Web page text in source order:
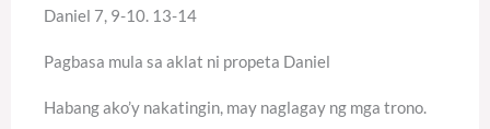
Daniel 7, 9-10. 13-14
Pagbasa mula sa aklat ni propeta Daniel
Habang ako’y nakatingin, may naglagay ng mga trono.